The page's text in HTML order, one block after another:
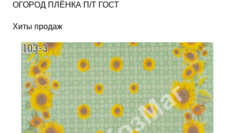
ОГОРОД ПЛЁНКА П/Т ГОСТ
Хиты продаж